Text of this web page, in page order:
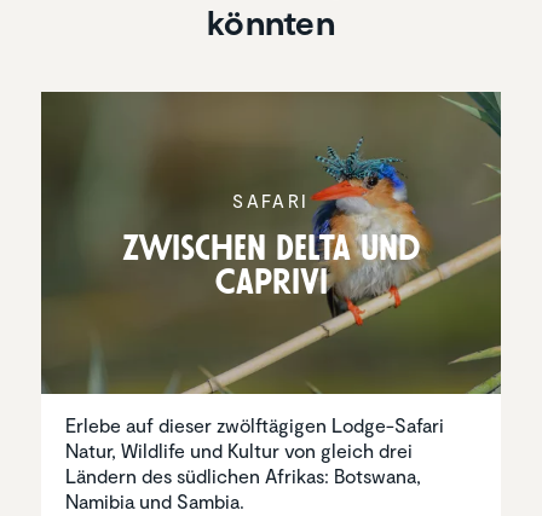
könnten
SAFARI
Zwischen Delta und
Caprivi
Erlebe auf dieser zwölftägigen Lodge-Safari
Natur, Wildlife und Kultur von gleich drei
Ländern des südlichen Afrikas: Botswana,
Namibia und Sambia.